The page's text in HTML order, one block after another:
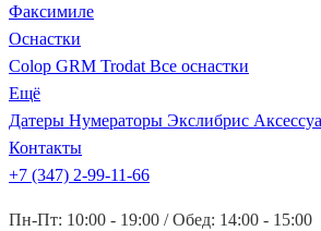
Факсимиле
Оснастки
Colop GRM Trodat Все оснастки
Ещё
Датеры Нумераторы Экслибрис
Контакты
+7 (347) 2-99-11-66
Пн-Пт: 10:00 - 19:00 / Обед: 14:00 - 15:00